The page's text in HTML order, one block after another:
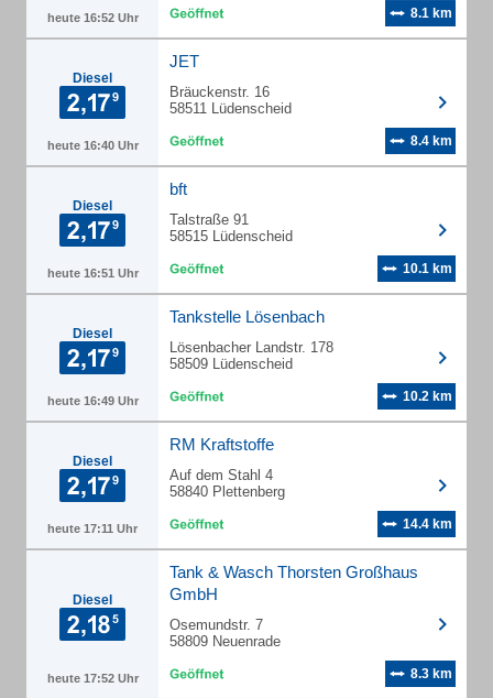
heute 16:52 Uhr 8.1 km
Diesel
heute 16:40 Uhr
JET
Bräuckenstr. 16
58511 Lüdenscheid
8.4 km
Diesel
heute 16:51 Uhr
bft
Talstraße 91
58515 Lüdenscheid
10.1 km
Diesel
heute 16:49 Uhr
Tankstelle Lösenbach
Lösenbacher Landstr. 178
58509 Lüdenscheid
10.2 km
Diesel
heute 17:11 Uhr
RM Kraftstoffe
Auf dem Stahl 4
58840 Plettenberg
14.4 km
Diesel
heute 17:52 Uhr
Tank & Wasch Thorsten Großhaus
GmbH
Osemundstr. 7
58809 Neuenrade
8.3 km